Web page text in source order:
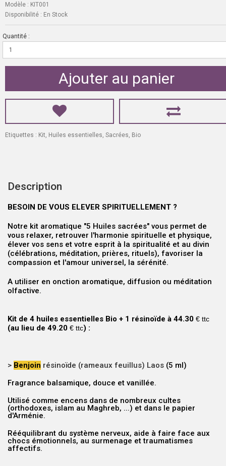
Modèle : KIT001
Disponibilité : En Stock
Quantité :
Ajouter au panier
Etiquettes : Kit Huiles essentielles Sacrées Bio
Description
BESOIN DE VOUS ELEVER SPIRITUELLEMENT ?
Notre kit aromatique "5 Huiles sacrées" vous permet de
vous relaxer, retrouver l'harmonie spirituelle et physique,
élever vos sens et votre esprit à la spiritualité et au divin
(célébrations, méditation, prières, rituels), favoriser la
compassion et l'amour universel, la sérénité.
A utiliser en onction aromatique, diffusion ou méditation
olfactive.
Kit de 4 huiles essentielles Bio + 1 résinoïde à 44.30 € ttc
(au lieu de 49.20 € ttc) :
> Benjoin résinoïde (rameaux feuillus) Laos (5 ml)
Fragrance balsamique, douce et vanillée.
Utilisé comme encens dans de nombreux cultes
(orthodoxes, islam au Maghreb, ...) et dans le papier
d'Arménie.
Rééquilibrant du système nerveux, aide à faire face aux
chocs émotionnels, au surmenage et traumatismes
affectifs.